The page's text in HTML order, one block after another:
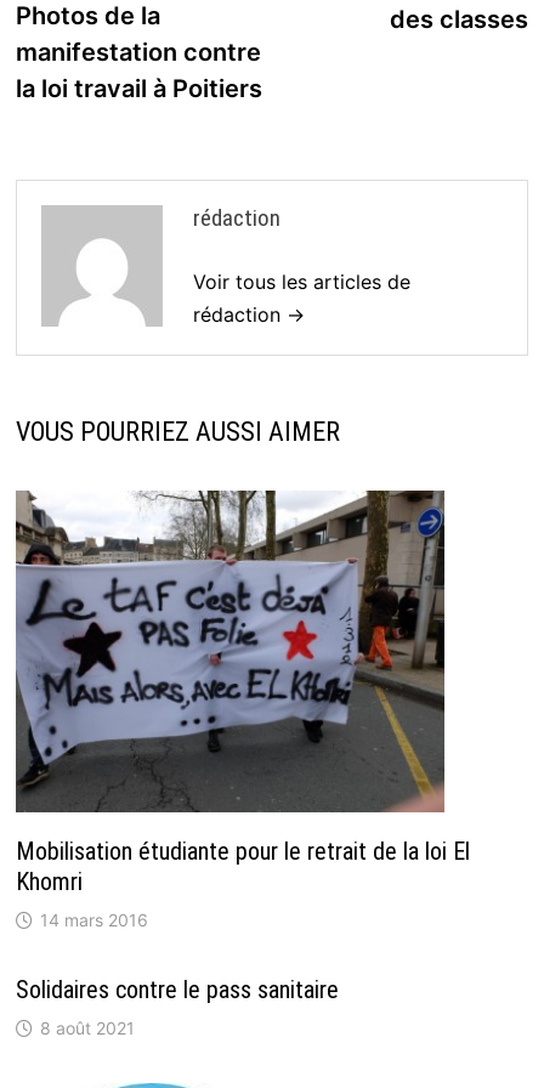
l’article
précédente :
Photos de la
manifestation contre
la loi travail à Poitiers
des classes
rédaction
Voir tous les articles de
rédaction →
VOUS POURRIEZ AUSSI AIMER
Mobilisation étudiante pour le retrait de la loi El
Khomri
14 mars 2016
Solidaires contre le pass sanitaire
8 août 2021